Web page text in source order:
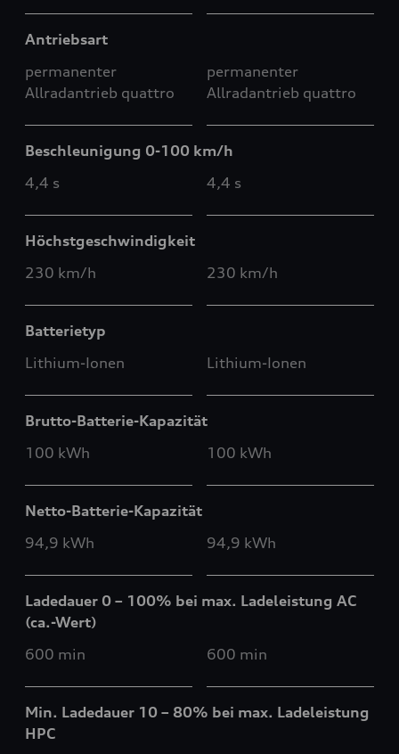
Antriebsart
permanenter
Allradantrieb quattro
permanenter
Allradantrieb quattro
Beschleunigung 0-100 km/h
4,4 s
4,4 s
Höchstgeschwindigkeit
230 km/h
230 km/h
Batterietyp
Lithium-Ionen
Lithium-Ionen
Brutto-Batterie-Kapazität
100 kWh
100 kWh
Netto-Batterie-Kapazität
94,9 kWh
94,9 kWh
Ladedauer 0 – 100% bei max. Ladeleistung AC
(ca.-Wert)
600 min
600 min
Min. Ladedauer 10 – 80% bei max. Ladeleistung
HPC